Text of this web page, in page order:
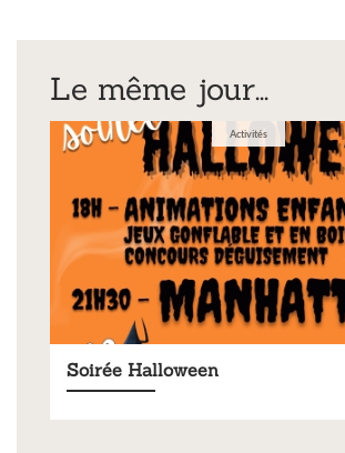
Le même jour...
Activités
Soirée Halloween